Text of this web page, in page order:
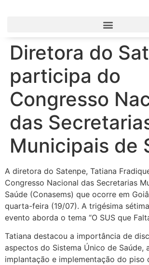
Diretora do
participa do
Congresso
das
Municipais de
A diretora do Satenpe, Tatiana
Congresso Nacional das Secretarias
Saúde (Conasems) que ocorre em
quarta-feira (19/07). A trigésima
evento aborda o tema “O SUS que
Tatiana destacou a importância de
aspectos do Sistema Único de Saúde,
implantação e implementação do piso